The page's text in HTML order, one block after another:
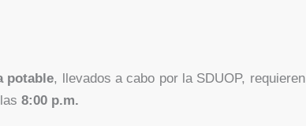
potable, llevados a cabo por la SDUOP, requieren
8:00 p.m.